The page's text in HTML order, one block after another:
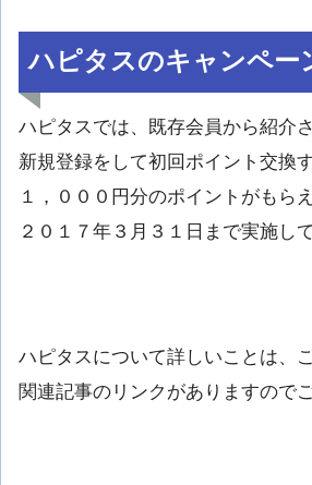
ハピタスのキャンペー
ハピタスでは、既存会員から紹介
新規登録をして初回ポイント交換
１，０００円分のポイントがもら
２０１７年３月３１日まで実施し
ハピタスについて詳しいことは、
関連記事のリンクがありますので